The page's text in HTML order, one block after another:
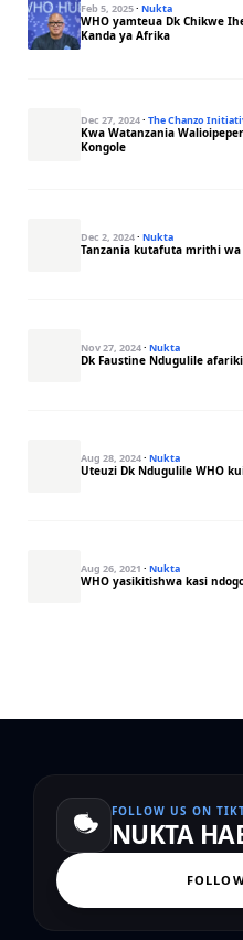
Feb 5, 2025· Nukta
WHO yamteua Dk Chikwe
Kanda ya Afrika
Dec 27, 2024· The Chanzo
Kwa Watanzania
Kongole
Dec 2, 2024· Nukta
Tanzania kutafuta mrithi wa
Nov 27, 2024· Nukta
Dk Faustine Ndugulile
Aug 28, 2024· Nukta
Uteuzi Dk Ndugulile WHO
Aug 26, 2021 · Nukta
WHO yasikitishwa kasi
FOLLOW US ON
NUKTA